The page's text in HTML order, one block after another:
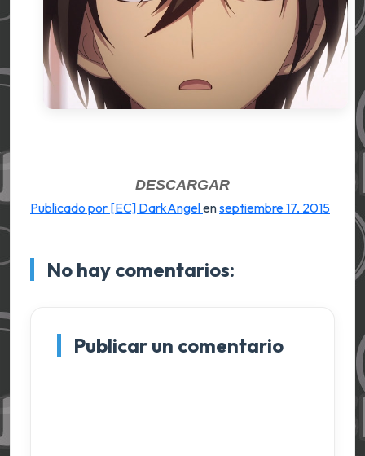
DESCARGAR
Publicado por [EC] DarkAngelenseptiembre 17, 2015
No hay comentarios:
Publicar un comentario